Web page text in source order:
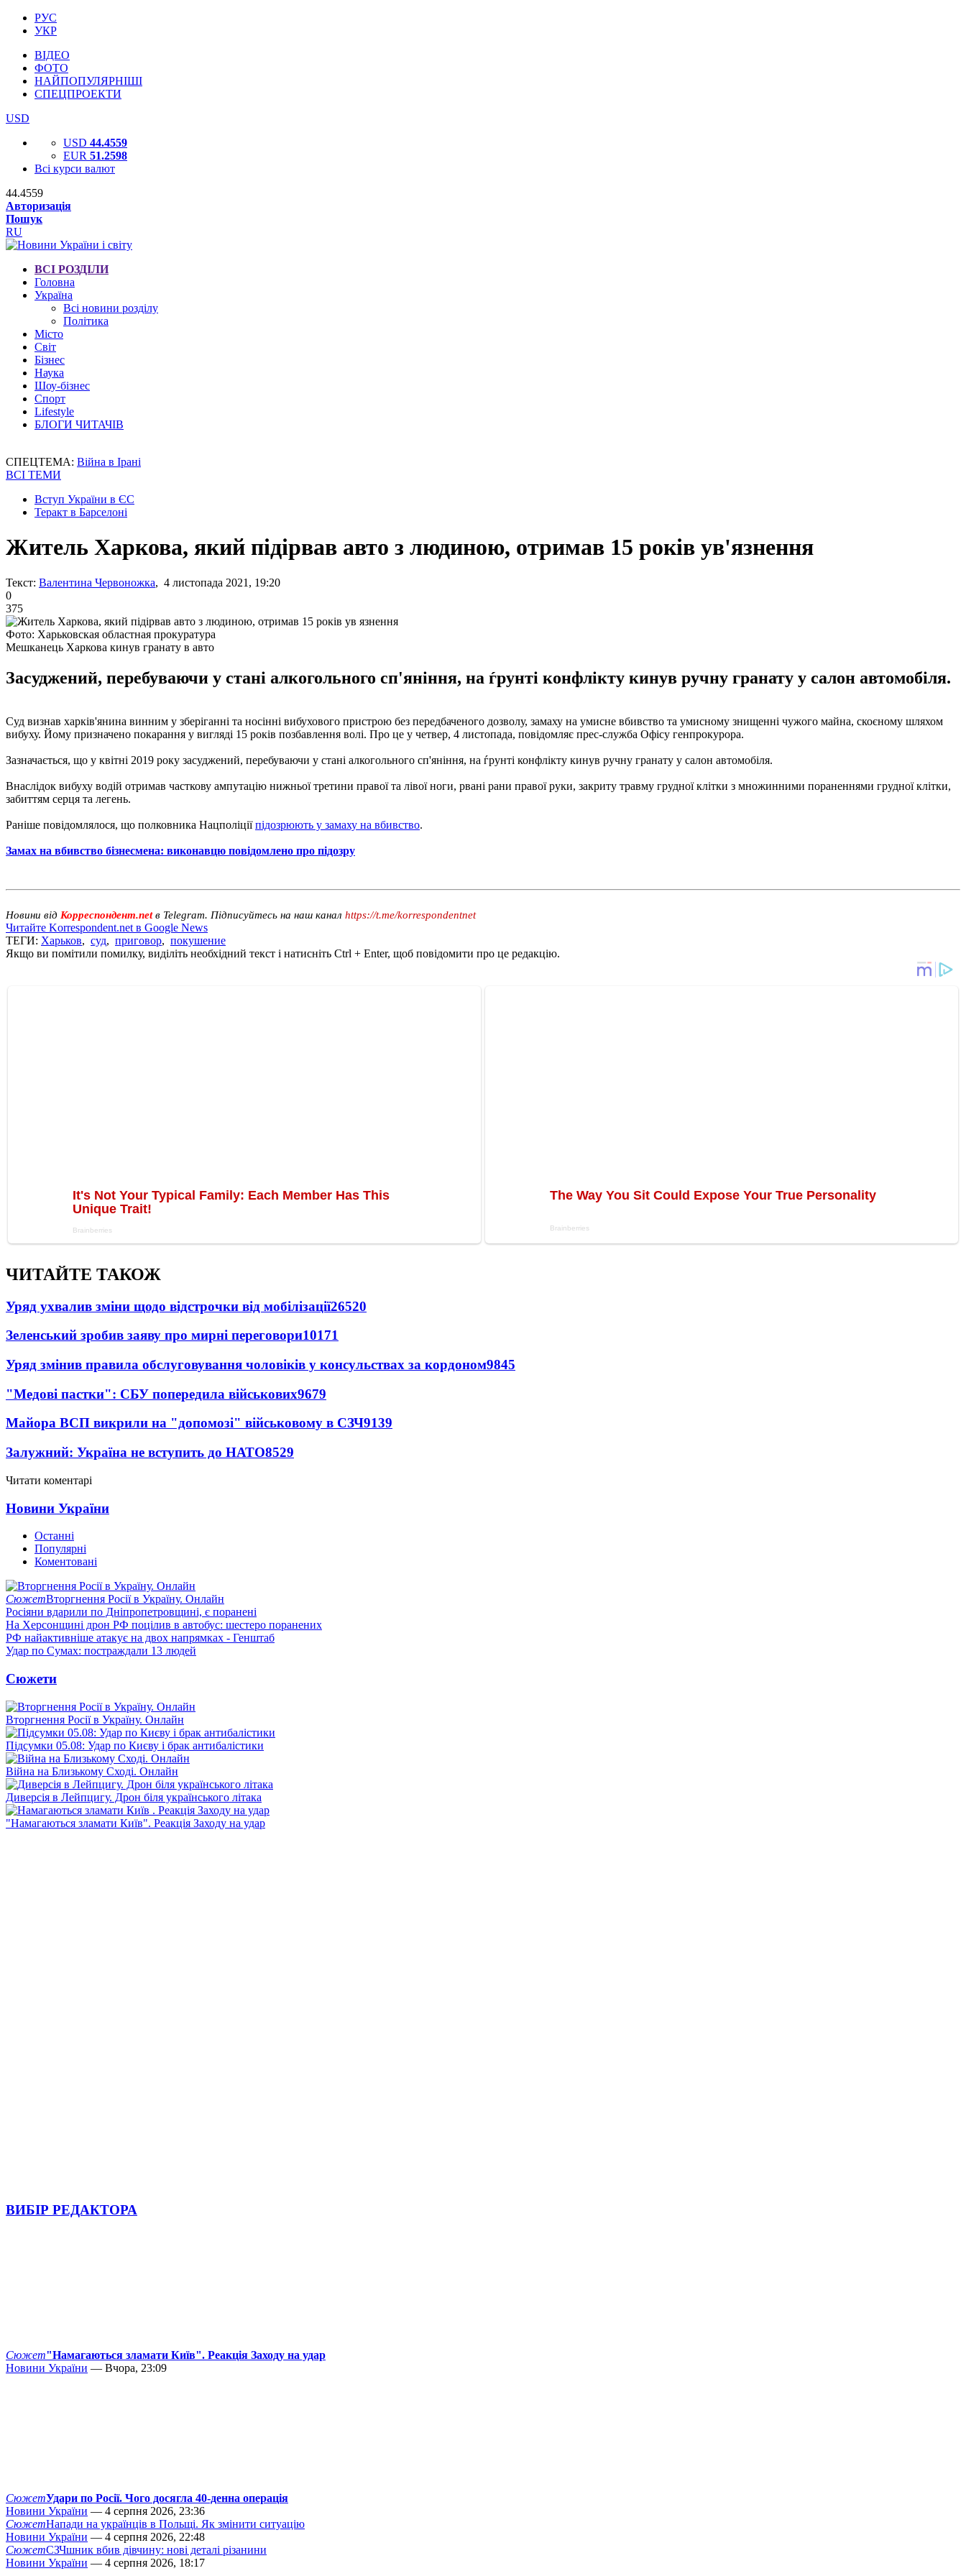
РУС
УКР
ВІДЕО
ФОТО
НАЙПОПУЛЯРНІШІ
СПЕЦПРОЕКТИ
USD
USD 44.4559
EUR 51.2598
Всі курси валют
44.4559
Авторизація
Пошук
RU
ВСІ РОЗДІЛИ
Головна
Україна
Всі новини розділу
Політика
Місто
Світ
Бізнес
Наука
Шоу-бізнес
Спорт
Lifestyle
БЛОГИ ЧИТАЧІВ
СПЕЦТЕМА: Війна в Ірані
ВСІ ТЕМИ
Вступ України в ЄС
Теракт в Барселоні
Житель Харкова, який підірвав авто з людиною, отримав 15 років ув'язнення
Текст: Валентина Червоножка, 4 листопада 2021, 19:20
0
375
Фото: Харьковская областная прокуратура
Мешканець Харкова кинув гранату в авто
Засуджений, перебуваючи у стані алкогольного сп'яніння, на ѓрунті конфлікту кинув ручну гранату у салон автомобіля.
Суд визнав харків'янина винним у зберіганні та носінні вибухового пристрою без передбаченого дозволу, замаху на умисне вбивство та умисному знищенні чужого майна, скоєному шляхом
вибуху. Йому призначено покарання у вигляді 15 років позбавлення волі. Про це у четвер, 4 листопада, повідомляє прес-служба Офісу генпрокурора.
Зазначається, що у квітні 2019 року засуджений, перебуваючи у стані алкогольного сп'яніння, на ѓрунті конфлікту кинув ручну гранату у салон автомобіля.
Внаслідок вибуху водій отримав часткову ампутацію нижньої третини правої та лівої ноги, рвані рани правої руки, закриту травму грудної клітки з множинними пораненнями грудної клітки,
забиттям серця та легень.
Раніше повідомлялося, що полковника Нацполіціїпідозрюють у замаху на вбивство.
Замах на вбивство бізнесмена: виконавцю повідомлено про підозру
Новини від Корреспондент.netв Telegram. Підписуйтесь на наш канал https://t.me/korrespondentnet
Читайте Korrespondent.net в Google News
ТЕГИ: Харьков, суд, приговор, покушение
Якщо ви помітили помилку, виділіть необхідний текст і натисніть Ctrl + Enter, щоб повідомити про це редакцію.
ЧИТАЙТЕ ТАКОЖ
Уряд ухвалив зміни щодо відстрочки від мобілізації26520
Зеленський зробив заяву про мирні переговори10171
Уряд змінив правила обслуговування чоловіків у консульствах за кордоном9845
"Медові пастки": СБУ попередила військових9679
Майора ВСП викрили на "допомозі" військовому в СЗЧ9139
Залужний: Україна не вступить до НАТО8529
Читати коментарі
Новини України
Останні
Популярні
Коментовані
СюжетВторгнення Росії в Україну. Онлайн
Росіяни вдарили по Дніпропетровщині, є поранені
На Херсонщині дрон РФ поцілив в автобус: шестеро поранених
РФ найактивніше атакує на двох напрямках - Генштаб
Удар по Сумах: постраждали 13 людей
Сюжети
Вторгнення Росії в Україну. Онлайн
Підсумки 05.08: Удар по Києву і брак антибалістики
Війна на Близькому Сході. Онлайн
Диверсія в Лейпцигу. Дрон біля українського літака
"Намагаються зламати Київ". Реакція Заходу на удар
ВИБІР РЕДАКТОРА
Сюжет"Намагаються зламати Київ". Реакція Заходу на удар
Новини України — Вчора, 23:09
СюжетУдари по Росії. Чого досягла 40-денна операція
Новини України — 4 серпня 2026, 23:36
СюжетНапади на українців в Польщі. Як змінити ситуацію
Новини України — 4 серпня 2026, 22:48
СюжетСЗЧшник вбив дівчину: нові деталі різанини
Новини України — 4 серпня 2026, 18:17